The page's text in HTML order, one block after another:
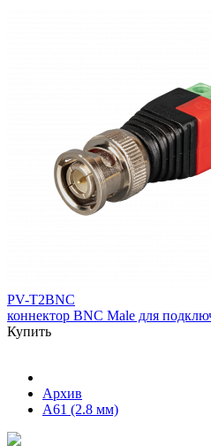
PV-T2BNC
коннектор BNC Male для
Купить
Архив
A61 (2.8 мм)